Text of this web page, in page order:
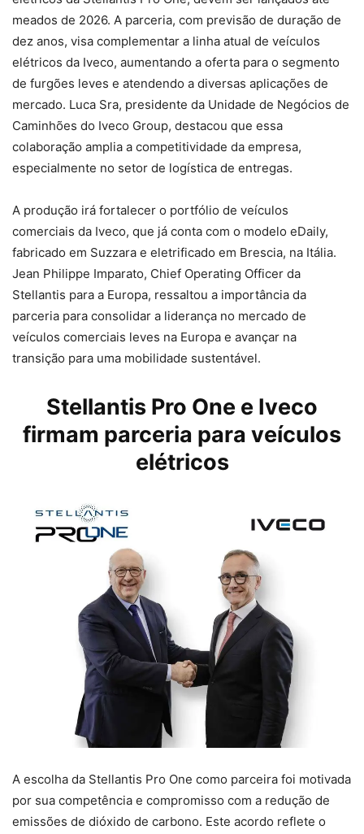
meados de 2026. A parceria, com previsão de duração de
dez anos, visa complementar a linha atual de veículos
elétricos da Iveco, aumentando a oferta para o segmento
de furgões leves e atendendo a diversas aplicações de
mercado. Luca Sra, presidente da Unidade de Negócios de
Caminhões do Iveco Group, destacou que essa
colaboração amplia a competitividade da empresa,
especialmente no setor de logística de entregas.
A produção irá fortalecer o portfólio de veículos
comerciais da Iveco, que já conta com o modelo eDaily,
fabricado em Suzzara e eletrificado em Brescia, na Itália.
Jean Philippe Imparato, Chief Operating Officer da
Stellantis para a Europa, ressaltou a importância da
parceria para consolidar a liderança no mercado de
veículos comerciais leves na Europa e avançar na
transição para uma mobilidade sustentável.
Stellantis Pro One e Iveco
firmam parceria para veículos
elétricos
A escolha da Stellantis Pro One como parceira foi motivada
por sua competência e compromisso com a redução de
emissões de dióxido de carbono. Este acordo reflete o